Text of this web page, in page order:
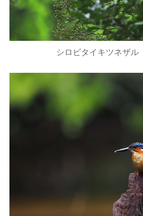
シロビタイキツネザル